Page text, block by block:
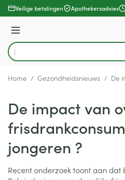
Ga naar de inhoud
Veilige betalingen Apothekersadvies
Menu
Product, merk, categorie...
Home / Gezondheidsnieuws / De
De impact van
jongeren ?
Recent onderzoek toont aan